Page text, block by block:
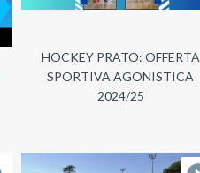
HOCKEY PRATO: OFFERTA
SPORTIVA AGONISTICA
2024/25